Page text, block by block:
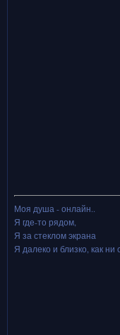
Моя душа - онлайн..
Я где-то рядом,
Я за стеклом экрана
Я далеко и близко, как ни